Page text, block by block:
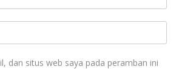
dan situs web saya pada peramban ini